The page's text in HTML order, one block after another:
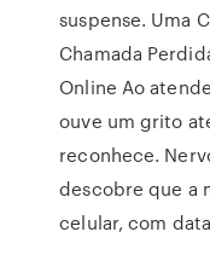
suspense. Uma
Chamada
Online Ao
ouve um grito
reconhece.
descobre que a
celular, com